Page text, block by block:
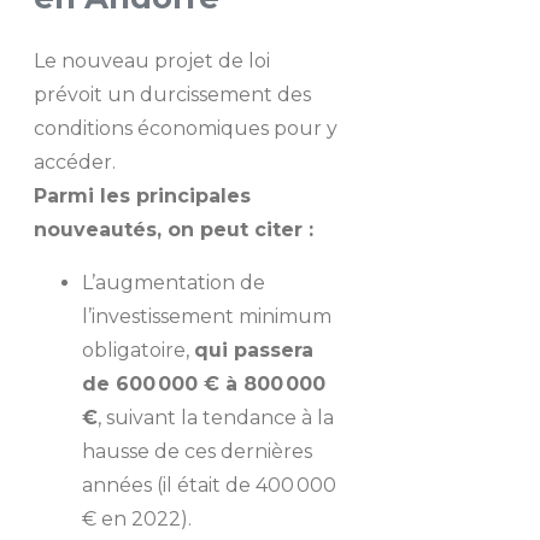
Le nouveau projet de loi
prévoit un durcissement des
conditions économiques pour y
accéder.
Parmi les principales
nouveautés, on peut citer :
L’augmentation de
l’investissement minimum
obligatoire, qui passera
de 600 000 € à 800 000
€, suivant la tendance à la
hausse de ces dernières
années (il était de 400 000
€ en 2022).